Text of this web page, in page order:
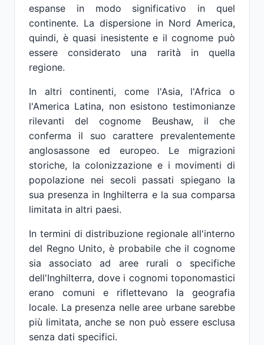
espanse in modo significativo in quel
continente. La dispersione in Nord America,
quindi, è quasi inesistente e il cognome può
essere considerato una rarità in quella
regione.
In altri continenti, come l'Asia, l'Africa o
l'America Latina, non esistono testimonianze
rilevanti del cognome Beushaw, il che
conferma il suo carattere prevalentemente
anglosassone ed europeo. Le migrazioni
storiche, la colonizzazione e i movimenti di
popolazione nei secoli passati spiegano la
sua presenza in Inghilterra e la sua comparsa
limitata in altri paesi.
In termini di distribuzione regionale all'interno
del Regno Unito, è probabile che il cognome
sia associato ad aree rurali o specifiche
dell'Inghilterra, dove i cognomi toponomastici
erano comuni e riflettevano la geografia
locale. La presenza nelle aree urbane sarebbe
più limitata, anche se non può essere esclusa
senza dati specifici.